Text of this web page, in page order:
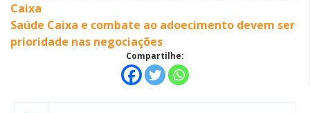
Caixa
Saúde Caixa e combate ao adoecimento devem ser
prioridade nas negociações
Compartilhe: